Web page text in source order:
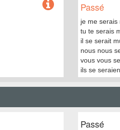
Passé
je me serais
tu te serais
il se serait
nous nous
vous vous
ils se
Passé